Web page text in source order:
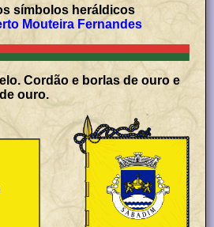
símbolos heráldicos
Mouteira Fernandes
Cordão e borlas de ouro e
ouro.